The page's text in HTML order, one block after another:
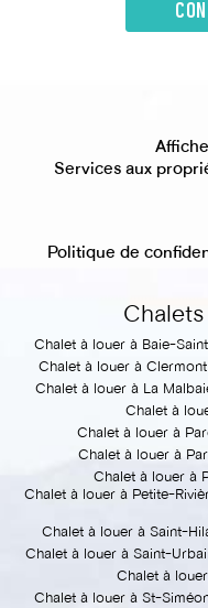
Services aux
Politique de
Chalet à louer à Baie-
Chalet à louer à Clermont
Chalet à louer à La
Chalet à
Chalet à louer à
Chalet à louer à
Chalet à louer à
Chalet à louer à Petite-
Chalet à louer à Saint-
Chalet à louer à Saint-
Chalet à
Chalet à louer à St-